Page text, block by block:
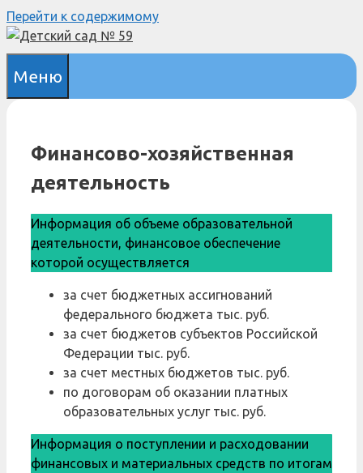
Перейти к содержимому
Меню
Финансово-хозяйственная
деятельность
Информация об объеме образовательной
деятельности, финансовое обеспечение
которой осуществляется
за счет бюджетных ассигнований
федерального бюджета тыс. руб.
за счет бюджетов субъектов Российской
Федерации тыс. руб.
за счет местных бюджетов тыс. руб.
по договорам об оказании платных
образовательных услуг тыс. руб.
Информация о поступлении и расходовании
финансовых и материальных средств по итогам